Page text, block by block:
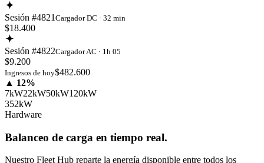
Sesión #4821 Cargador DC · 32 min
$18.400
Sesión #4822Cargador AC · 1h 05
$9.200
Ingresos de hoy$482.600
▲ 12%
7kW22kW50kW120kW
352kW
Hardware
Balanceo de carga en tiempo real.
Nuestro Fleet Hub reparte la energía disponible entre todos los